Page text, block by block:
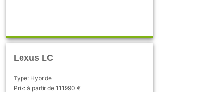
Lexus LC
Type: Hybride
Prix: à partir de 111990 €